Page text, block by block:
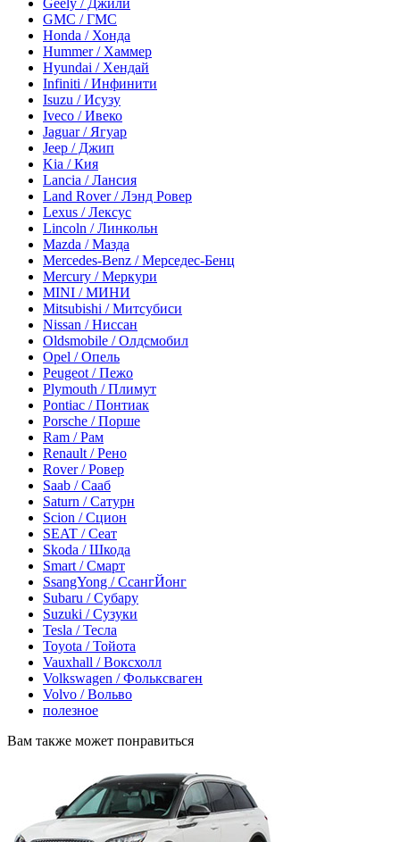
GMC / ГМС
Honda / Хонда
Hummer / Хаммер
Hyundai / Хендай
Infiniti / Инфинити
Isuzu / Исузу
Iveco / Ивеко
Jaguar / Ягуар
Jeep / Джип
Kia / Кия
Lancia / Лансия
Land Rover / Лэнд Ровер
Lexus / Лексус
Lincoln / Линкольн
Mazda / Мазда
Mercedes-Benz / Мерседес-Бенц
Mercury / Меркури
MINI / МИНИ
Mitsubishi / Митсубиси
Nissan / Ниссан
Oldsmobile / Олдсмобил
Opel / Опель
Peugeot / Пежо
Plymouth / Плимут
Pontiac / Понтиак
Porsche / Порше
Ram / Рам
Renault / Рено
Rover / Ровер
Saab / Сааб
Saturn / Сатурн
Scion / Сцион
SEAT / Сеат
Skoda / Шкода
Smart / Смарт
SsangYong / СсангЙонг
Subaru / Субару
Suzuki / Сузуки
Tesla / Тесла
Toyota / Тойота
Vauxhall / Воксхолл
Volkswagen / Фольксваген
Volvo / Вольво
полезное
Вам также может понравиться